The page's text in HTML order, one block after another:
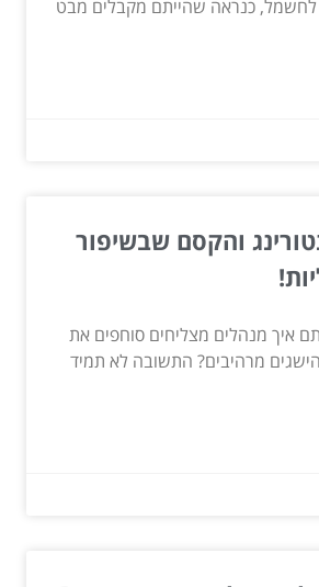
לחשמל, כנראה שהייתם מקבלים מבט
והקסם שבשיפור
איך מנהלים מצליחים סוחפים את
מרהיבים? התשובה לא תמיד